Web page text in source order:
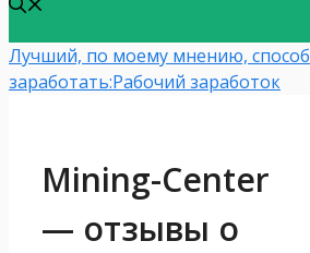
Лучший, по моему мнению, способ
заработать:Рабочий заработок
Mining-Center
— отзывы о